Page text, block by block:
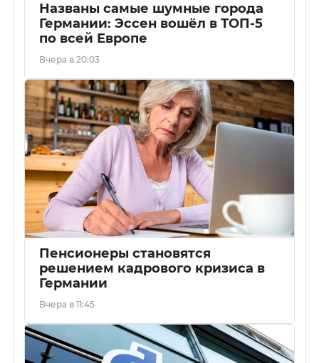
Названы самые шумные города
Германии: Эссен вошёл в ТОП-5
по всей Европе
Вчера в 20:03
Пенсионеры становятся
решением кадрового кризиса в
Германии
Вчера в 11:45